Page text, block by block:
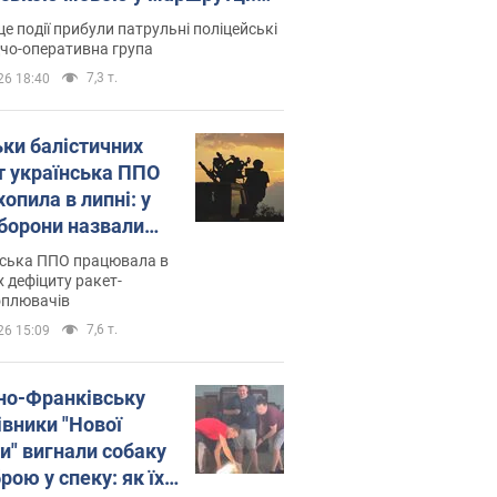
склала адмінпротокол.
події прибули патрульні поліцейські
оперативна група
18:40 7,3 т.
балістичних
українська ППО
в липні: у
назвали
ППО працювала в
дефіциту ракет-
15:09 7,6 т.
Франківську
"Нової
вигнали собаку
у спеку: як їх